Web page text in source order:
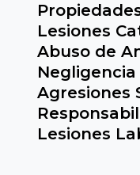
Lesiones
Abuso de
Negligencia
Agresiones
Lesiones